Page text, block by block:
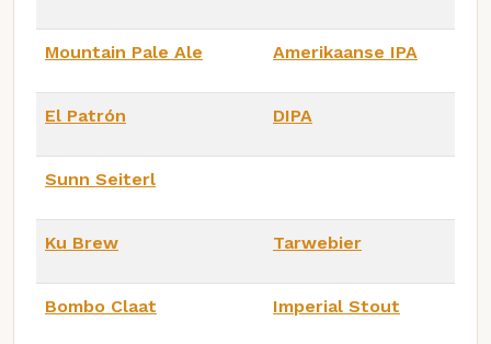
Mountain Pale Ale Amerikaanse IPA
El Patrón DIPA
Sunn Seiterl
Ku Brew Tarwebier
Bombo Claat Imperial Stout